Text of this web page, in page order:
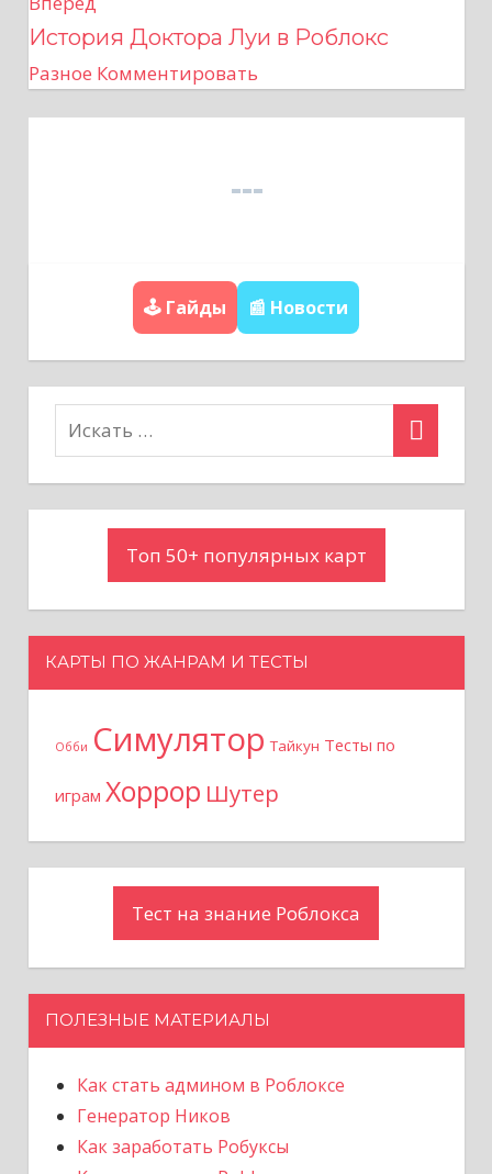
в
и
а
и
История Доктора Луи в Роблокс
Разное Комментировать
🕹️ Гайды 📰 Новости
Топ 50+ популярных карт
КАРТЫ ПО ЖАНРАМ И ТЕСТЫ
Обби Симулятор Тайкун Тесты по
играм Хоррор Шутер
Тест на знание Роблокса
ПОЛЕЗНЫЕ МАТЕРИАЛЫ
Как стать админом в Роблоксе
Генератор Ников
Как заработать Робуксы